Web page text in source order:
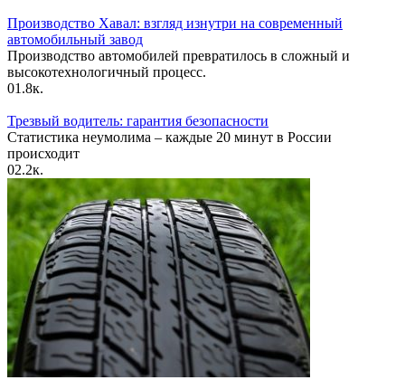
Производство Хавал: взгляд изнутри на современный
автомобильный завод
Производство автомобилей превратилось в сложный и
высокотехнологичный процесс.
01.8к.
Трезвый водитель: гарантия безопасности
Статистика неумолима – каждые 20 минут в России
происходит
02.2к.